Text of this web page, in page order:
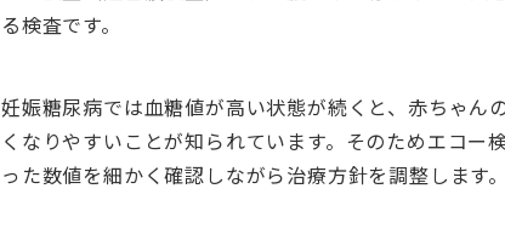
る検査です。
妊娠糖尿病では血糖値が高い状態が続くと、赤ちゃん
くなりやすいことが知られています。そのためエコー
った数値を細かく確認しながら治療方針を調整します。